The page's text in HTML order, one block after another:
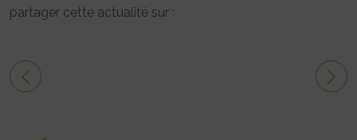
partager cette actualité sur :